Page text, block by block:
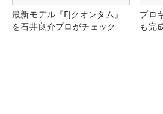
最新モデル『FJクオンタム』
を石井良介プロがチェック
プロ
も完